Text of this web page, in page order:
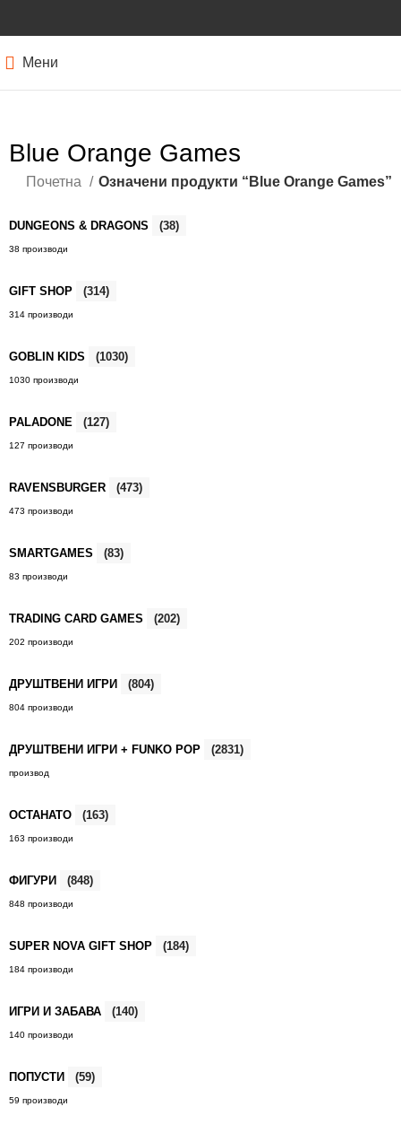
Мени
Blue Orange Games
Почетна Означени продукти “Blue Orange Games”
DUNGEONS & DRAGONS (38)
38 производи
GIFT SHOP (314)
314 производи
GOBLIN KIDS (1030)
1030 производи
PALADONE (127)
127 производи
RAVENSBURGER (473)
473 производи
SMARTGAMES (83)
83 производи
TRADING CARD GAMES (202)
202 производи
ДРУШТВЕНИ ИГРИ (804)
804 производи
ДРУШТВЕНИ ИГРИ + FUNKO POP (2831)
производ
ОСТАНАТО (163)
163 производи
ФИГУРИ (848)
848 производи
SUPER NOVA GIFT SHOP (184)
184 производи
ИГРИ И ЗАБАВА (140)
140 производи
ПОПУСТИ (59)
59 производи